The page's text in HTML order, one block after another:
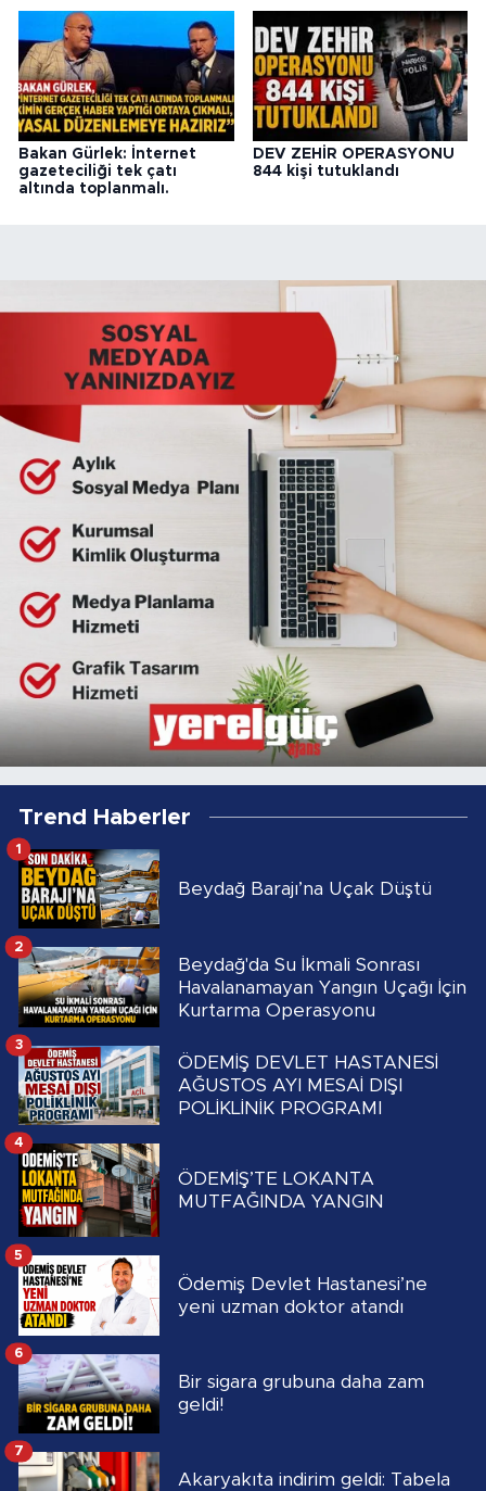
Bakan Gürlek: İnternet
gazeteciliği tek çatı
altında toplanmalı.
DEV ZEHİR OPERASYONU
844 kişi tutuklandı
Trend Haberler
Beydağ Barajı’na Uçak Düştü
1
Beydağ'da Su İkmali Sonrası
Havalanamayan Yangın Uçağı İçin
Kurtarma Operasyonu
2
ÖDEMİŞ DEVLET HASTANESİ
AĞUSTOS AYI MESAİ DIŞI
POLİKLİNİK PROGRAMI
3
ÖDEMİŞ’TE LOKANTA
MUTFAĞINDA YANGIN
4
Ödemiş Devlet Hastanesi’ne
yeni uzman doktor atandı
5
Bir sigara grubuna daha zam
geldi!
6
Akaryakıta indirim geldi: Tabela
7